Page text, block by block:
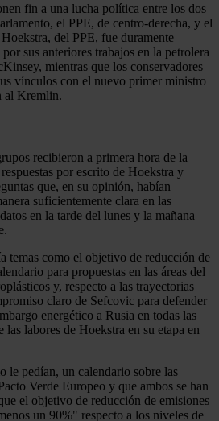
fin a una lucha política entre los dos
el PPE, de centro-derecha, y el
del PPE, fue duramente
sus anteriores trabajos en la petrolera
mientras que los conservadores
vínculos con el nuevo primer ministro
al Kremlin.
recibieron a primera hora de la
por escrito de Hoekstra y
que, en su opinión, habían
suficientemente clara en las
en la tarde del lunes y la mañana
temas como el objetivo de reducción de
para propuestas en las áreas del
y, respecto a las trayectorias
claro de Sefcovic para defender
energético a Rusia en todas las
labores de Hoekstra en su etapa en
le pedían, un calendario sobre las
Verde Europeo y que ambos se han
el objetivo de reducción de emisiones
un 90%" respecto a los niveles de